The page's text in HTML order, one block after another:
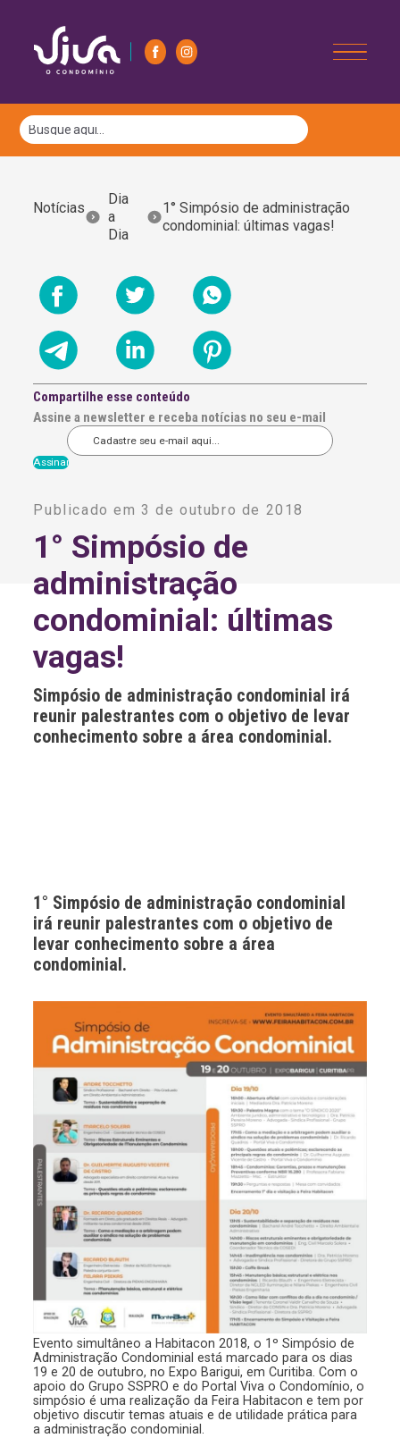
Notícias
Dia
a
Dia
1° Simpósio de administração
condominial: últimas vagas!
Compartilhe esse conteúdo
Assine a newsletter e receba notícias no seu e-mail
t
r
t
v
:
Publicado em 3 de outubro de 2018
1° Simpósio de
administração
condominial: últimas
vagas!
Simpósio de administração condominial irá
reunir palestrantes com o objetivo de levar
conhecimento sobre a área condominial.
1° Simpósio de administração condominial
irá reunir palestrantes com o objetivo de
levar conhecimento sobre a área
condominial.
Evento simultâneo a Habitacon 2018, o 1º Simpósio de
Administração Condominial está marcado para os dias
19 e 20 de outubro, no Expo Barigui, em Curitiba. Com o
apoio do Grupo SSPRO e do Portal Viva o Condomínio, o
simpósio é uma realização da Feira Habitacon e tem por
objetivo discutir temas atuais e de utilidade prática para
a administração condominial.